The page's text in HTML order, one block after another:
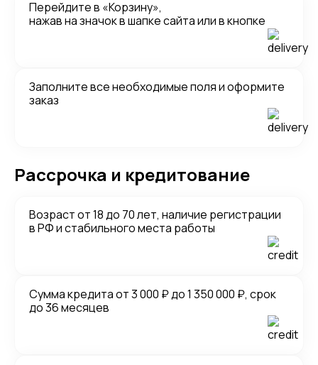
Перейдите в «Корзину»,
нажав на значок в шапке сайта или в кнопке
Заполните все необходимые поля и оформите
заказ
Рассрочка и кредитование
Возраст от 18 до 70 лет, наличие регистрации
в РФ и стабильного места работы
Сумма кредита от 3 000 ₽ до 1 350 000 ₽, срок
до 36 месяцев